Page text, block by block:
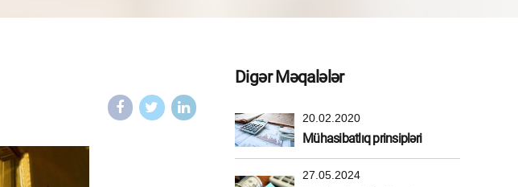
Digər Məqalələr
20.02.2020
Mühasibatlıq prinsipləri
27.05.2024